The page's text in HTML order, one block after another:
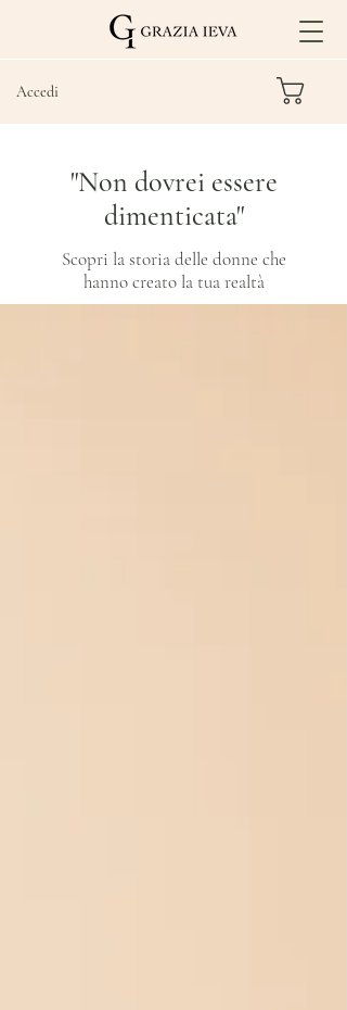
Accedi
"Non dovrei essere
dimenticata"
Scopri la storia delle donne che
hanno creato la tua realtà